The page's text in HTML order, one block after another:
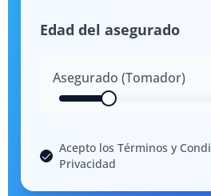
Edad del asegurado
Asegurado (Tomador)
Acepto los Términos y
Privacidad